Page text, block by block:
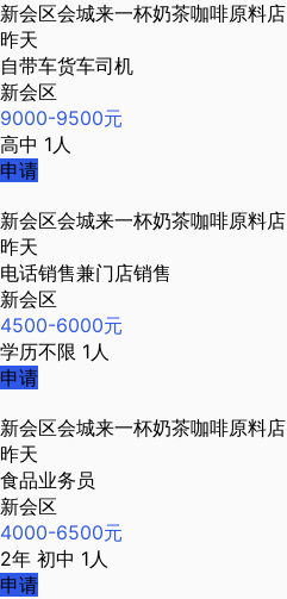
新会区会城来一杯奶茶咖啡原料店
昨天
自带车货车司机
新会区
9000-9500元
高中 1人
申请
新会区会城来一杯奶茶咖啡原料店
昨天
电话销售兼门店销售
新会区
4500-6000元
学历不限 1人
申请
新会区会城来一杯奶茶咖啡原料店
昨天
食品业务员
新会区
4000-6500元
2年 初中 1人
申请